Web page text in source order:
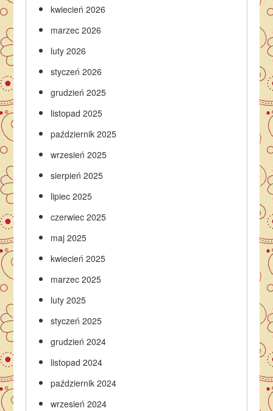
kwiecień 2026
marzec 2026
luty 2026
styczeń 2026
grudzień 2025
listopad 2025
październik 2025
wrzesień 2025
sierpień 2025
lipiec 2025
czerwiec 2025
maj 2025
kwiecień 2025
marzec 2025
luty 2025
styczeń 2025
grudzień 2024
listopad 2024
październik 2024
wrzesień 2024